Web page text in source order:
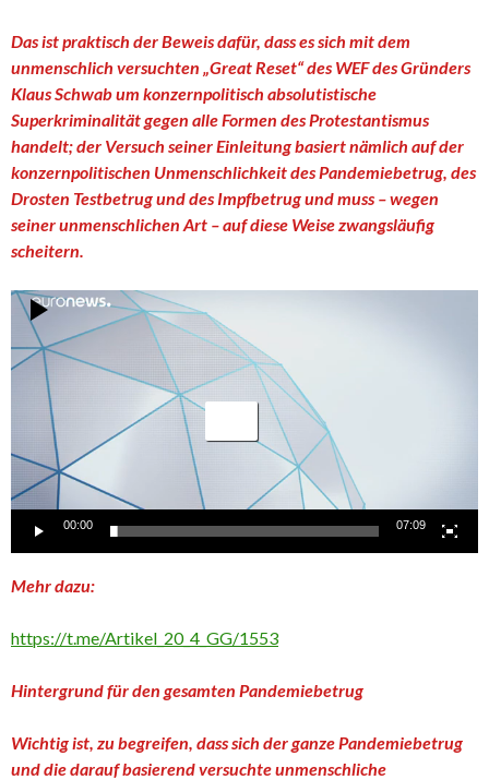
Das ist praktisch der Beweis dafür, dass es sich mit dem
unmenschlich versuchten „Great Reset“ des WEF des Gründers
Klaus Schwab um konzernpolitisch absolutistische
Superkriminalität gegen alle Formen des Protestantismus
handelt; der Versuch seiner Einleitung basiert nämlich auf der
konzernpolitischen Unmenschlichkeit des Pandemiebetrug, des
Drosten Testbetrug und des Impfbetrug und muss – wegen
seiner unmenschlichen Art – auf diese Weise zwangsläufig
scheitern.
Video-
Player
00:00 07:09
Mehr dazu:
https://t.me/Artikel_20_4_GG/1553
Hintergrund für den gesamten Pandemiebetrug
Wichtig ist, zu begreifen, dass sich der ganze Pandemiebetrug
und die darauf basierend versuchte unmenschliche